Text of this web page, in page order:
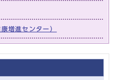
増進センター）